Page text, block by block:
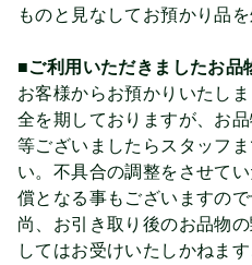
ものと見なしてお預かり品
■ご利用いただきましたお品
お客様からお預かりいたし
全を期しておりますが、お
等ございましたらスタッフ
い。不具合の調整をさせて
償となる事もございますの
尚、お引き取り後のお品物
してはお受けいたしかねま